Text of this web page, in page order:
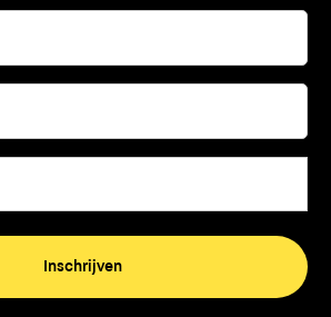
(Vereist)